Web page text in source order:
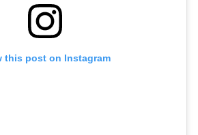
this post on Instagram